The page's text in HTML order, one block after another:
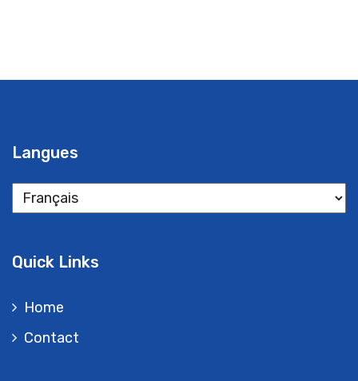
Langues
Langues
Quick Links
Home
Contact